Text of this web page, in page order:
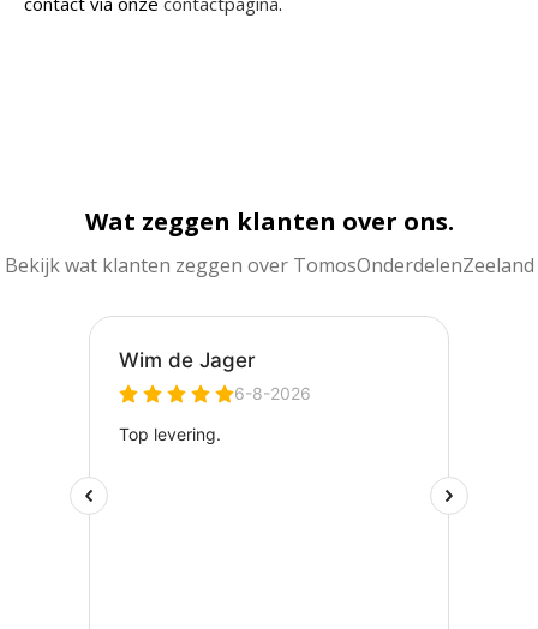
Wat zeggen klanten over ons.
Bekijk wat klanten zeggen over TomosOnderdelenZeeland